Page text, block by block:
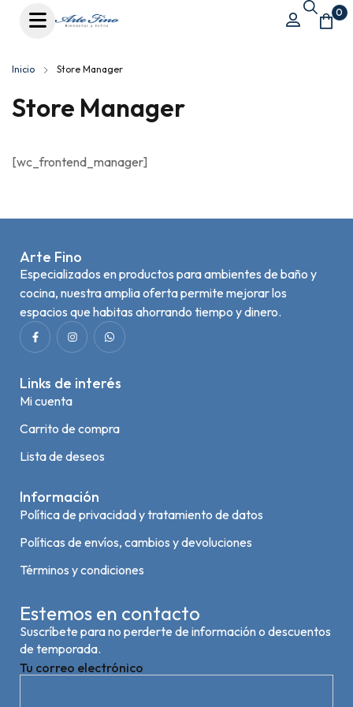
0
Inicio Store Manager
Store Manager
[wc_frontend_manager]
Arte Fino
Especializados en productos para ambientes de baño y
cocina, nuestra amplia oferta permite mejorar los
espacios que habitas ahorrando tiempo y dinero.
Links de interés
Mi cuenta
Carrito de compra
Lista de deseos
Información
Política de privacidad y tratamiento de datos
Políticas de envíos, cambios y devoluciones
Términos y condiciones
Estemos en contacto
Suscríbete para no perderte de información o descuentos
de temporada.
Tu correo electrónico